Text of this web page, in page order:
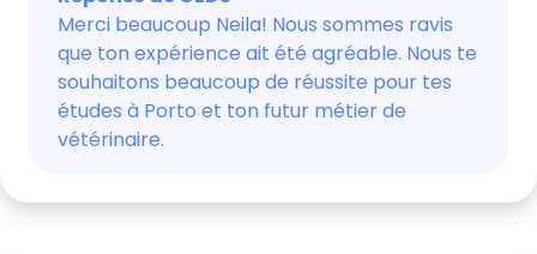
Merci beaucoup Neila! Nous sommes ravis
que ton expérience ait été agréable. Nous te
souhaitons beaucoup de réussite pour tes
études à Porto et ton futur métier de
vétérinaire.